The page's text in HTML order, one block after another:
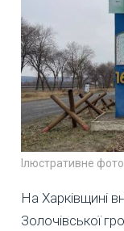
Ілюстративне
На Харківщині
Золочівської